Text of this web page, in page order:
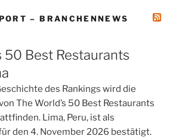
– BRANCHENNEWS
50 Best Restaurants
des Rankings wird die
The World’s 50 Best Restaurants
Lima, Peru, ist als
den 4. November 2026 bestätigt.